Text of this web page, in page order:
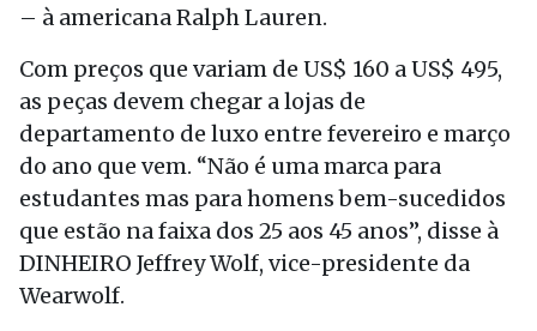
– à americana Ralph Lauren.
Com preços que variam de US$ 160 a US$ 495,
as peças devem chegar a lojas de
departamento de luxo entre fevereiro e março
do ano que vem. “Não é uma marca para
estudantes mas para homens bem-sucedidos
que estão na faixa dos 25 aos 45 anos”, disse à
DINHEIRO Jeffrey Wolf, vice-presidente da
Wearwolf.